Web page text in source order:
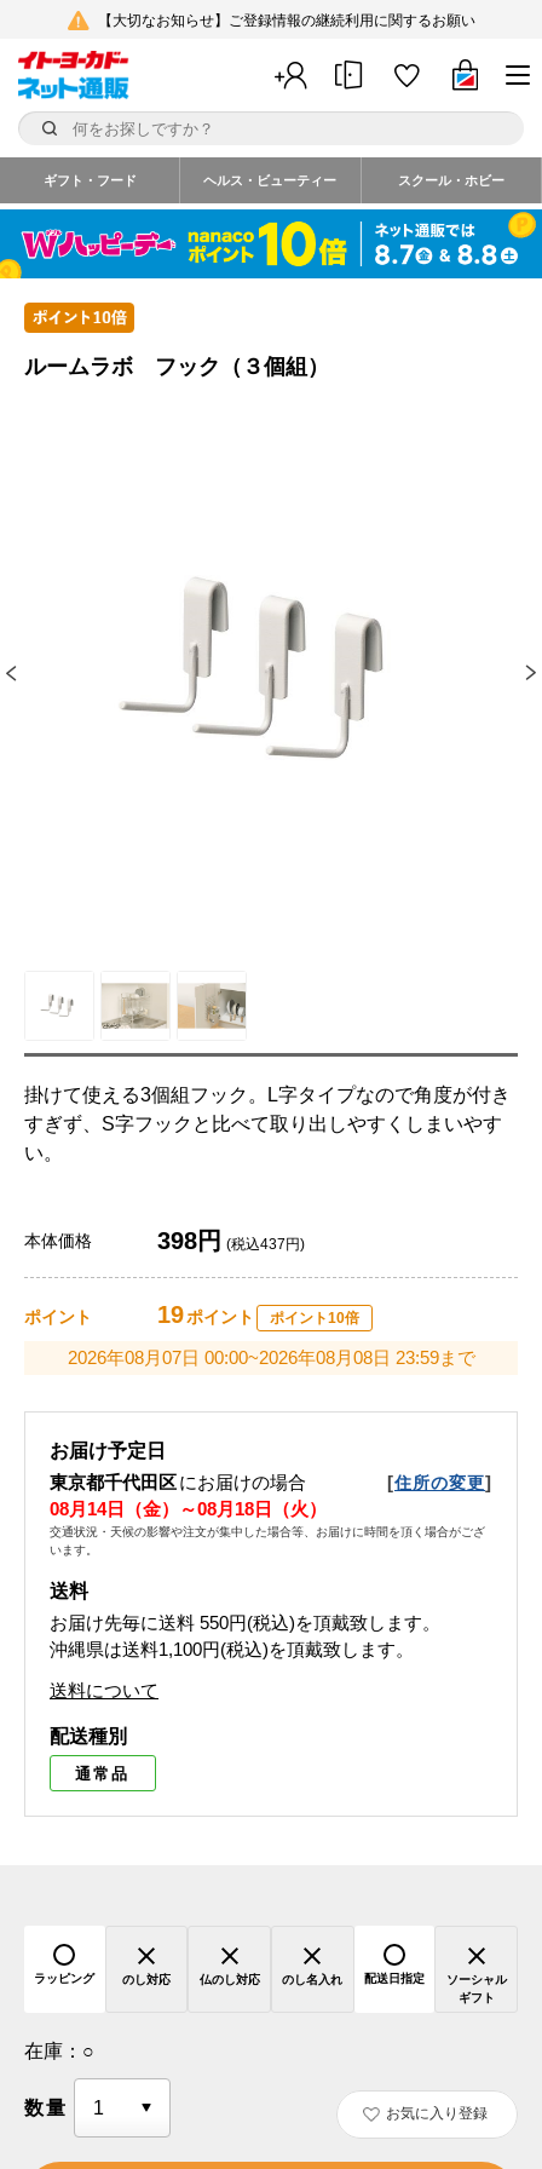
【大切なお知らせ】ご登録情報の継続利用に関するお願い
ギフト・フード ヘルス・ビューティー スクール・ホビー
ルームラボ フック（３個組）
掛けて使える3個組フック。L字タイプなので角度が付き
すぎず、S字フックと比べて取り出しやすくしまいやす
い。
本体価格 398円 (税込437円)
ポイント 19ポイント ポイント10倍
2026年08月07日 00:00~2026年08月08日 23:59まで
お届け予定日
東京都千代田区にお届けの場合 [住所の変更]
08月14日（金）～08月18日（火）
交通状況・天候の影響や注文が集中した場合等、お届けに時間を頂く場合がござ
います。
送料
お届け先毎に送料 550円(税込)を頂戴致します。
沖縄県は送料1,100円(税込)を頂戴致します。
送料について
配送種別
通常品
ラッピング のし対応 仏のし対応 のし名入れ 配送日指定
ソーシャル
ギフト
在庫： ○
数量 お気に入り登録